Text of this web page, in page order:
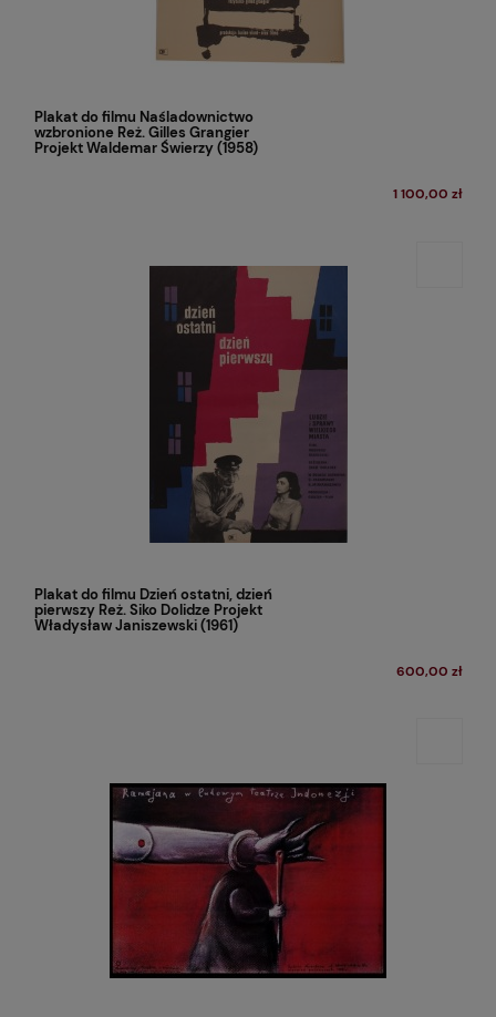
Plakat do filmu Naśladownictwo
wzbronione Reż. Gilles Grangier
Projekt Waldemar Świerzy (1958)
1 100,00 zł
Plakat do filmu Dzień ostatni, dzień
pierwszy Reż. Siko Dolidze Projekt
Władysław Janiszewski (1961)
600,00 zł